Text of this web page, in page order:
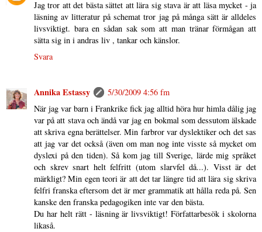
Jag tror att det bästa sättet att lära sig stava är att läsa mycket - ja
läsning av litteratur på schemat tror jag på många sätt är alldeles
livsviktigt. bara en sådan sak som att man tränar förmågan att
sätta sig in i andras liv , tankar och känslor.
Svara
Annika Estassy
5/30/2009 4:56 fm
När jag var barn i Frankrike fick jag alltid höra hur himla dålig jag
var på att stava och ändå var jag en bokmal som dessutom älskade
att skriva egna berättelser. Min farbror var dyslektiker och det sas
att jag var det också (även om man nog inte visste så mycket om
dyslexi på den tiden). Så kom jag till Sverige, lärde mig språket
och skrev snart helt felfritt (utom slarvfel då...). Visst är det
märkligt? Min egen teori är att det tar längre tid att lära sig skriva
felfri franska eftersom det är mer grammatik att hålla reda på. Sen
kanske den franska pedagogiken inte var den bästa.
Du har helt rätt - läsning är livsviktigt! Författarbesök i skolorna
likaså.